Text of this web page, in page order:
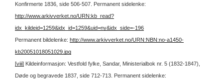
Konfirmerte 1836, side 506-507. Permanent sidelenke:
http://www.arkivverket.no/URN:kb_read?
idx_kildeid=1259&idx_id=1259&uid=ny&idx_side=-196
Permanent bildelenke: http://www.arkivverket.no/URN:NBN:no-a1450-
kb20051018051029.jpg
[viii] Kildeinformasjon: Vestfold fylke, Sandar, Ministerialbok nr. 5 (1832-1847),
Døde og begravede 1837, side 712-713. Permanent sidelenke: